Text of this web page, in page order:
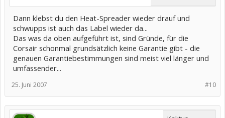
Dann klebst du den Heat-Spreader wieder drauf und
schwupps ist auch das Label wieder da...
Das was da oben aufgeführt ist, sind Gründe, für die
Corsair schonmal grundsätzlich keine Garantie gibt - die
genauen Garantiebestimmungen sind meist viel länger und
umfassender...
#10
25. Juni 2007